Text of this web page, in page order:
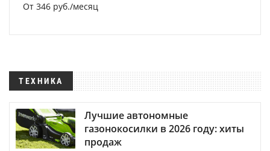
От 346 руб./месяц
ТЕХНИКА
Лучшие автономные
газонокосилки в 2026 году: хиты
продаж